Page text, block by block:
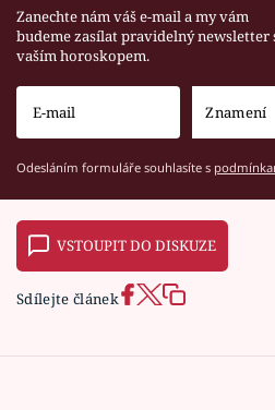
Zanechte nám váš e-mail a my vám
budeme zasílat pravidelný newsletter
vaším horoskopem.
Odesláním formuláře souhlasíte s
VSTOUPIT DO DISKUZE
Sdílejte článek